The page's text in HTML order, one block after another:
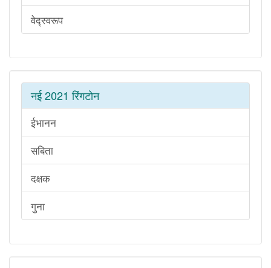
वेद्स्वरूप
नई 2021 रिंगटोन
ईभानन
सबिता
दक्षक
गुना